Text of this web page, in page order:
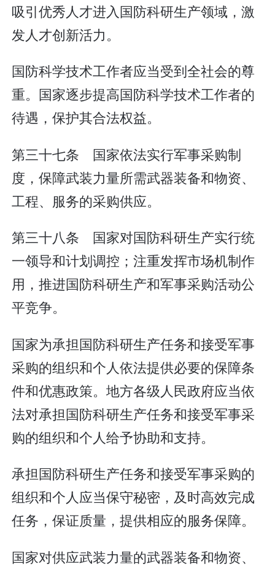
吸引优秀人才进入国防科研生产领域，激
发人才创新活力。
国防科学技术工作者应当受到全社会的尊
重。国家逐步提高国防科学技术工作者的
待遇，保护其合法权益。
第三十七条 国家依法实行军事采购制
度，保障武装力量所需武器装备和物资、
工程、服务的采购供应。
第三十八条 国家对国防科研生产实行统
一领导和计划调控；注重发挥市场机制作
用，推进国防科研生产和军事采购活动公
平竞争。
国家为承担国防科研生产任务和接受军事
采购的组织和个人依法提供必要的保障条
件和优惠政策。地方各级人民政府应当依
法对承担国防科研生产任务和接受军事采
购的组织和个人给予协助和支持。
承担国防科研生产任务和接受军事采购的
组织和个人应当保守秘密，及时高效完成
任务，保证质量，提供相应的服务保障。
国家对供应武装力量的武器装备和物资、